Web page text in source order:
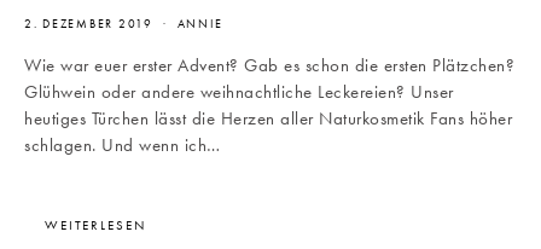
2. DEZEMBER 2019 ANNIE
Wie war euer erster Advent? Gab es schon die ersten Plätzchen?
Glühwein oder andere weihnachtliche Leckereien? Unser
heutiges Türchen lässt die Herzen aller Naturkosmetik Fans höher
schlagen. Und wenn ich…
WEITERLESEN